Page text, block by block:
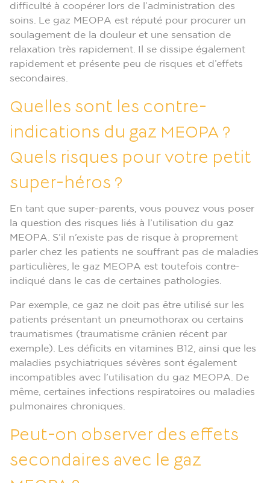
difficulté à coopérer lors de l’administration des
soins. Le gaz MEOPA est réputé pour procurer un
soulagement de la douleur et une sensation de
relaxation très rapidement. Il se dissipe également
rapidement et présente peu de risques et d’effets
secondaires.
Quelles sont les contre-
indications du gaz MEOPA ?
Quels risques pour votre petit
super-héros ?
En tant que super-parents, vous pouvez vous poser
la question des risques liés à l’utilisation du gaz
MEOPA. S’il n’existe pas de risque à proprement
parler chez les patients ne souffrant pas de maladies
particulières, le gaz MEOPA est toutefois contre-
indiqué dans le cas de certaines pathologies.
Par exemple, ce gaz ne doit pas être utilisé sur les
patients présentant un pneumothorax ou certains
traumatismes (traumatisme crânien récent par
exemple). Les déficits en vitamines B12, ainsi que les
maladies psychiatriques sévères sont également
incompatibles avec l’utilisation du gaz MEOPA. De
même, certaines infections respiratoires ou maladies
pulmonaires chroniques.
Peut-on observer des effets
secondaires avec le gaz